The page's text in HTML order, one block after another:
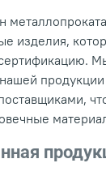
изделия,